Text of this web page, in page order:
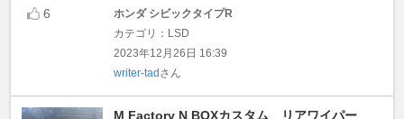
6
ホンダ シビックタイプR
カテゴリ：LSD
2023年12月26日 16:39
writer-tadさん
M Factory N BOXカスタム リアワイパー